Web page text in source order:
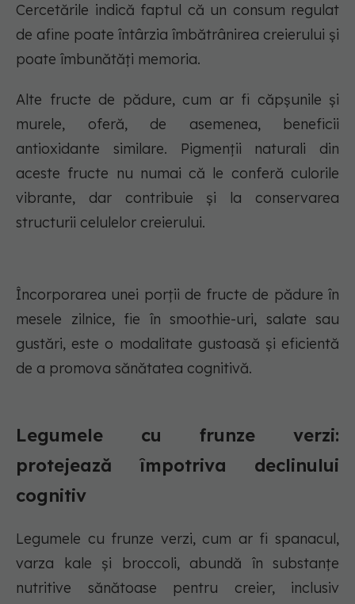
Cercetările indică faptul că un consum regulat
de afine poate întârzia îmbătrânirea creierului și
poate îmbunătăți memoria.
Alte fructe de pădure, cum ar fi căpșunile și
murele, oferă, de asemenea, beneficii
antioxidante similare. Pigmenții naturali din
aceste fructe nu numai că le conferă culorile
vibrante, dar contribuie și la conservarea
structurii celulelor creierului.
Încorporarea unei porții de fructe de pădure în
mesele zilnice, fie în smoothie-uri, salate sau
gustări, este o modalitate gustoasă și eficientă
de a promova sănătatea cognitivă.
Legumele cu frunze verzi:
protejează împotriva declinului
cognitiv
Legumele cu frunze verzi, cum ar fi spanacul,
varza kale și broccoli, abundă în substanțe
nutritive sănătoase pentru creier, inclusiv